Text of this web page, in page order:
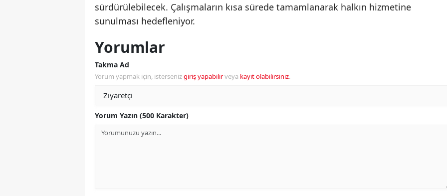
sürdürülebilecek. Çalışmaların kısa sürede tamamlanarak halkın hizmetine
sunulması hedefleniyor.
Yorumlar
Takma Ad
Yorum yapmak için, istersenizgiriş yapabilirveya kayıt olabilirsiniz.
Yorum Yazın (500 Karakter)